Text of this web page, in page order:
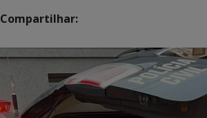
Compartilhar: